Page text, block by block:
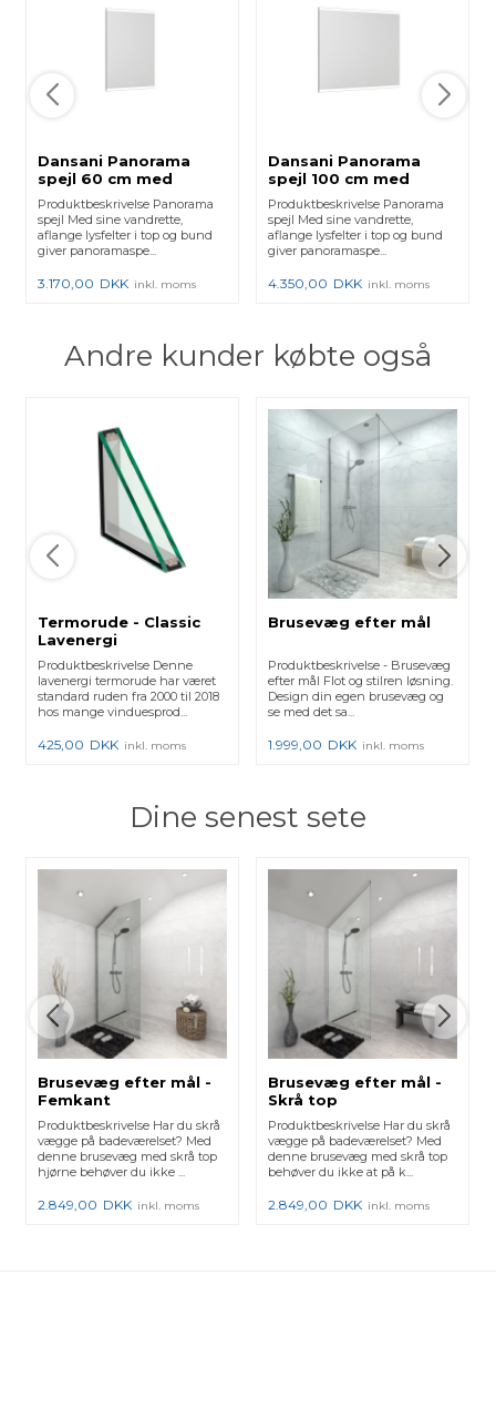
Dansani Panorama
spejl 60 cm med
vandret lys og
lysstyring
Produktbeskrivelse Panorama
spejl Med sine vandrette,
aflange lysfelter i top og bund
giver panoramaspe...
3.170,00 DKK inkl. moms
Dansani Panorama
spejl 100 cm med
vandret lys og
lysstyring
Produktbeskrivelse Panorama
spejl Med sine vandrette,
aflange lysfelter i top og bund
giver panoramaspe...
4.350,00 DKK inkl. moms
Andre kunder købte også
Termorude - Classic
Lavenergi
Produktbeskrivelse Denne
lavenergi termorude har været
standard ruden fra 2000 til 2018
hos mange vinduesprod...
425,00 DKK inkl. moms
Brusevæg efter mål
Produktbeskrivelse - Brusevæg
efter mål Flot og stilren løsning.
Design din egen brusevæg og
se med det sa...
1.999,00 DKK inkl. moms
Dine senest sete
Brusevæg efter mål -
Femkant
Produktbeskrivelse Har du skrå
vægge på badeværelset? Med
denne brusevæg med skrå top
hjørne behøver du ikke ...
2.849,00 DKK inkl. moms
Brusevæg efter mål -
Skrå top
Produktbeskrivelse Har du skrå
vægge på badeværelset? Med
denne brusevæg med skrå top
behøver du ikke at på k...
2.849,00 DKK inkl. moms